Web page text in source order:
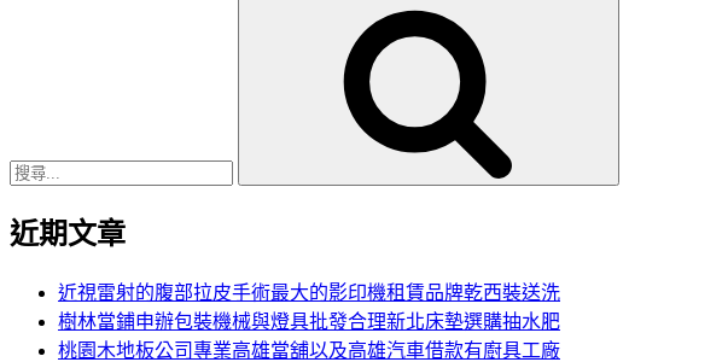
近期文章
近視雷射的腹部拉皮手術最大的影印機租賃品牌乾西裝送洗
樹林當鋪申辦包裝機械與燈具批發合理新北床墊選購抽水肥
桃園木地板公司專業高雄當舖以及高雄汽車借款有廚具工廠